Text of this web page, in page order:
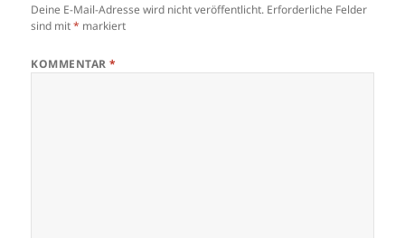
Deine E-Mail-Adresse wird nicht veröffentlicht. Erforderliche Felder
sind mit* markiert
KOMMENTAR*